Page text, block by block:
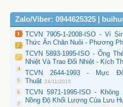
Zalo/Viber: 0944625325 |
TCVN 7905-1-2008-ISO - Vi
Thức Ăn Chăn Nuôi - Phương
TCVN 5893-1995-ISO - Ống
Nhiệt Và Trao Đổi Nhiệt - Kích
TCVN 2644-1993 - Mực
Thuật 24/11/2015
TCVN 5971-1995-ISO -
Nồng Độ Khối Lượng Của Lưu